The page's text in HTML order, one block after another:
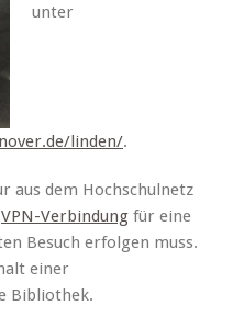
unter
linden/.
aus dem Hochschulnetz
VPN-Verbindung für eine
Besuch erfolgen muss.
einer
Bibliothek.